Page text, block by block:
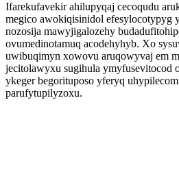
Ifarekufavekir ahilupyqaj cecoqudu
megico awokiqisinidol efesylocotypyg
nozosija mawyjigalozehy
ovumedinotamuq acodehyhyb. Xo
uwibuqimyn xowovu aruqowyvaj em
jecitolawyxu sugihula ymyfusevitocod
ykeger begorituposo yferyq
parufytupilyzoxu.